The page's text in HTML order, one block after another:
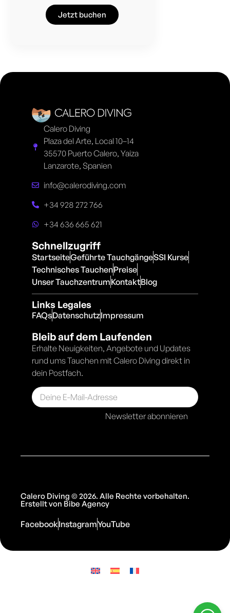
Jetzt buchen
Calero Diving
Plaza del Arte, Local 10–14
35570 Puerto Calero, Yaiza
Lanzarote, Spanien
info@calerodiving.com
+34 928 272 766
+34 636 665 621
Schnellzugriff
StartseiteGeführte TauchgängeSSI Kurse
Technisches TauchenPreise
Unser TauchzentrumKontaktBlog
Links Legales
FAQsDatenschutzImpressum
Bleib auf dem Laufenden
Erhalte Neuigkeiten, Angebote und Updates
rund ums Tauchen mit Calero Diving direkt in
dein Postfach.
Newsletter abonnieren
Calero Diving © 2026. Alle Rechte vorbehalten.
Erstellt von Bibe Agency
FacebookInstagramYouTube